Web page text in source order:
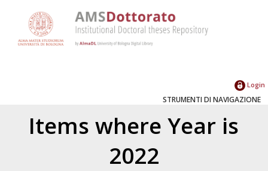
Login
STRUMENTI DI NAVIGAZIONE
Items where Year is
2022